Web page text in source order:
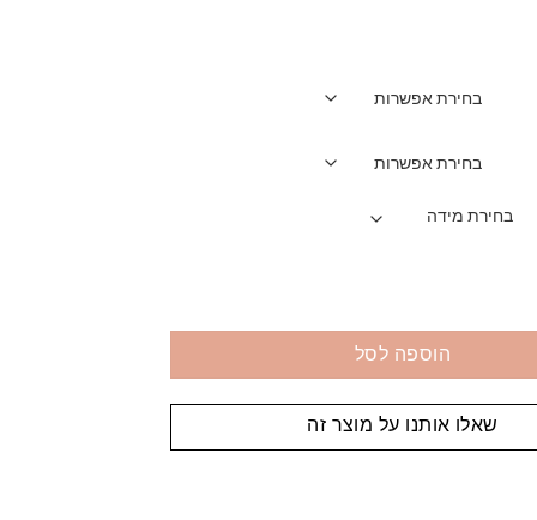
הוספה לסל
שאלו אותנו על מוצר זה